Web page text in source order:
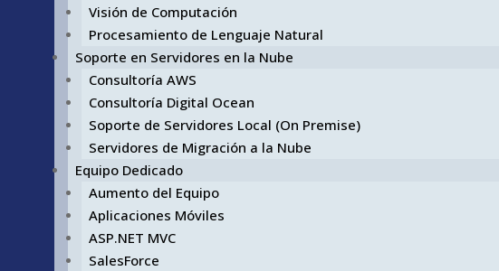
Visión de Computación
Procesamiento de Lenguaje Natural
Soporte en Servidores en la Nube
Consultoría AWS
Consultoría Digital Ocean
Soporte de Servidores Local (On Premise)
Servidores de Migración a la Nube
Equipo Dedicado
Aumento del Equipo
Aplicaciones Móviles
ASP.NET MVC
SalesForce